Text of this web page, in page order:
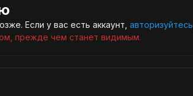
Если у вас есть аккаунт, авторизуйтесь
прежде чем станет видимым.